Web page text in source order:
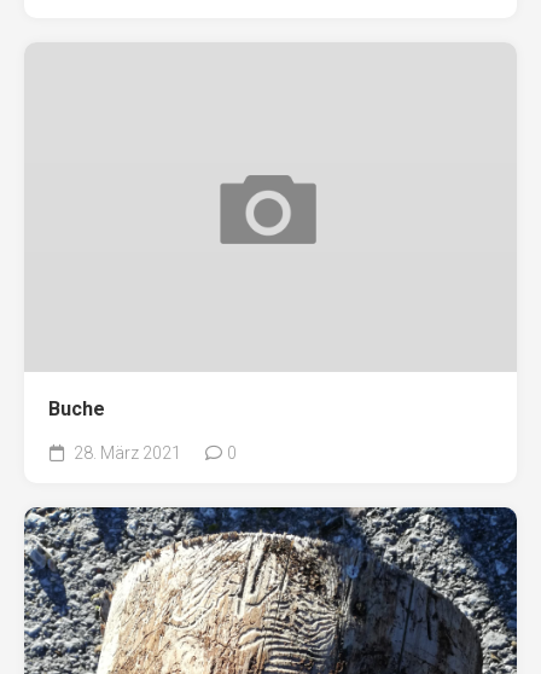
Buche
28. März 2021 0